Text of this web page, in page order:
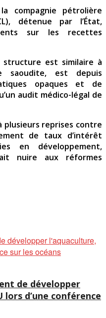
compagnie pétrolière
détenue par l’État,
sur les recettes
est similaire à
saoudite, est depuis
opaques et de
audit médico-légal de
plusieurs reprises contre
de taux d’intérêt
en développement,
nuire aux réformes
de développer
lors d’une conférence